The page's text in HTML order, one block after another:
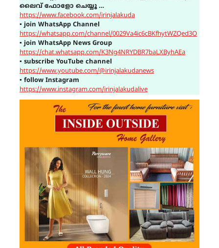
ലൈവ് ഫോളോ ചെയ്യൂ …
https://www.facebook.com/irinjalakuda
▪ join WhatsApp Channel
https://whatsapp.com/channel/0029Va4ic6cBKfhytWZQed3O
▪ join WhatsApp News Group
https://chat.whatsapp.com/K3Ng4NRYDBR7baLXByhAEa
▪ subscribe YouTube channel
https://www.youtube.com/@irinjalakudanews
▪ follow Instagram
https://www.instagram.com/irinjalakudalive